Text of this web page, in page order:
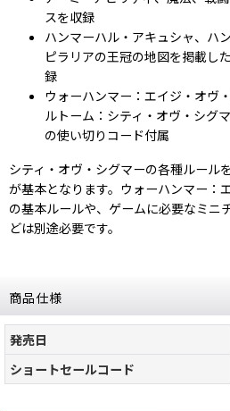
スを収録
ハンマーハル・アキュシャ、ハ
ピラリアの王冠の地図を掲載し
録
ウォーハンマー：エイジ・オヴ
ルトーム：シティ・オヴ・シグ
の使い切りコード付属
シティ・オヴ・シグマーの各種ルール
が基本となります。ウォーハンマー：
の基本ルールや、ゲームに必要なミニ
どは別途必要です。
商品仕様
発売日
ショートセールコード